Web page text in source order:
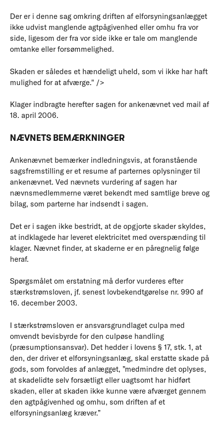
Der er i denne sag omkring driften af elforsyningsanlægget
ikke udvist manglende agtpågivenhed eller omhu fra vor
side, ligesom der fra vor side ikke er tale om manglende
omtanke eller forsømmelighed.
Skaden er således et hændeligt uheld, som vi ikke har haft
mulighed for at afværge." />
Klager indbragte herefter sagen for ankenævnet ved mail af
18. april 2006.
NÆVNETS BEMÆRKNINGER
Ankenævnet bemærker indledningsvis, at foranstående
sagsfremstilling er et resume af parternes oplysninger til
ankenævnet. Ved nævnets vurdering af sagen har
nævnsmedlemmerne været bekendt med samtlige breve og
bilag, som parterne har indsendt i sagen.
Det er i sagen ikke bestridt, at de opgjorte skader skyldes,
at indklagede har leveret elektricitet med overspænding til
klager. Nævnet finder, at skaderne er en påregnelig følge
heraf.
Spørgsmålet om erstatning må derfor vurderes efter
stærkstrømsloven, jf. senest lovbekendtgørelse nr. 990 af
16. december 2003.
I stærkstrømsloven er ansvarsgrundlaget culpa med
omvendt bevisbyrde for den culpøse handling
(præsumptionsansvar). Det hedder i lovens § 17, stk. 1, at
den, der driver et elforsyningsanlæg, skal erstatte skade på
gods, som forvoldes af anlægget, ”medmindre det oplyses,
at skadelidte selv forsætligt eller uagtsomt har hidført
skaden, eller at skaden ikke kunne være afværget gennem
den agtpågivenhed og omhu, som driften af et
elforsyningsanlæg kræver.”